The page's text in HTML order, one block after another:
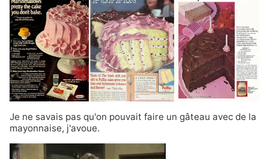
Je ne savais pas qu'on pouvait faire un gâteau avec de la
mayonnaise, j'avoue.